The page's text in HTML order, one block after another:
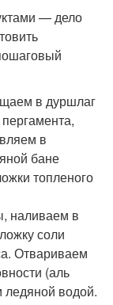
— дело
в дуршлаг
в
бане
топленого
наливаем в
соли
Отвариваем
(аль
водой.